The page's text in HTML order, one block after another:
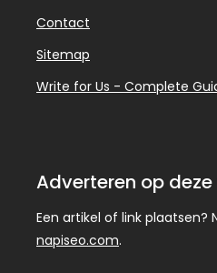
Contact
Sitemap
Write for Us - Complete
Adverteren op
Een artikel of link
napiseo.com.